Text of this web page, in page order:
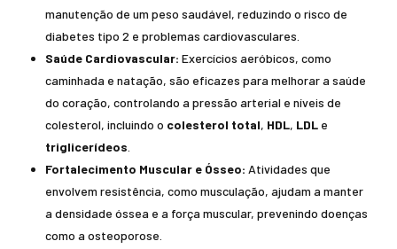
manutenção de um peso saudável, reduzindo o risco de
diabetes tipo 2 e problemas cardiovasculares.
Saúde Cardiovascular: Exercícios aeróbicos, como
caminhada e natação, são eficazes para melhorar a saúde
do coração, controlando a pressão arterial e níveis de
colesterol, incluindo o colesterol total, HDL, LDL e
triglicerídeos
Fortalecimento Muscular e Ósseo: Atividades que
envolvem resistência, como musculação, ajudam a manter
a densidade óssea e a força muscular, prevenindo doenças
como a osteoporose.